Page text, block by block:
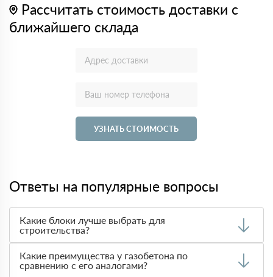
Рассчитать стоимость доставки с
ближайшего склада
УЗНАТЬ СТОИМОСТЬ
Ответы на популярные вопросы
Какие блоки лучше выбрать для
строительства?
теплоизоляции, прочности и стоимости. Чаще всего при
строительстве домов используют
благодаря
Какие преимущества у газобетона по
сравнению с его аналогами?